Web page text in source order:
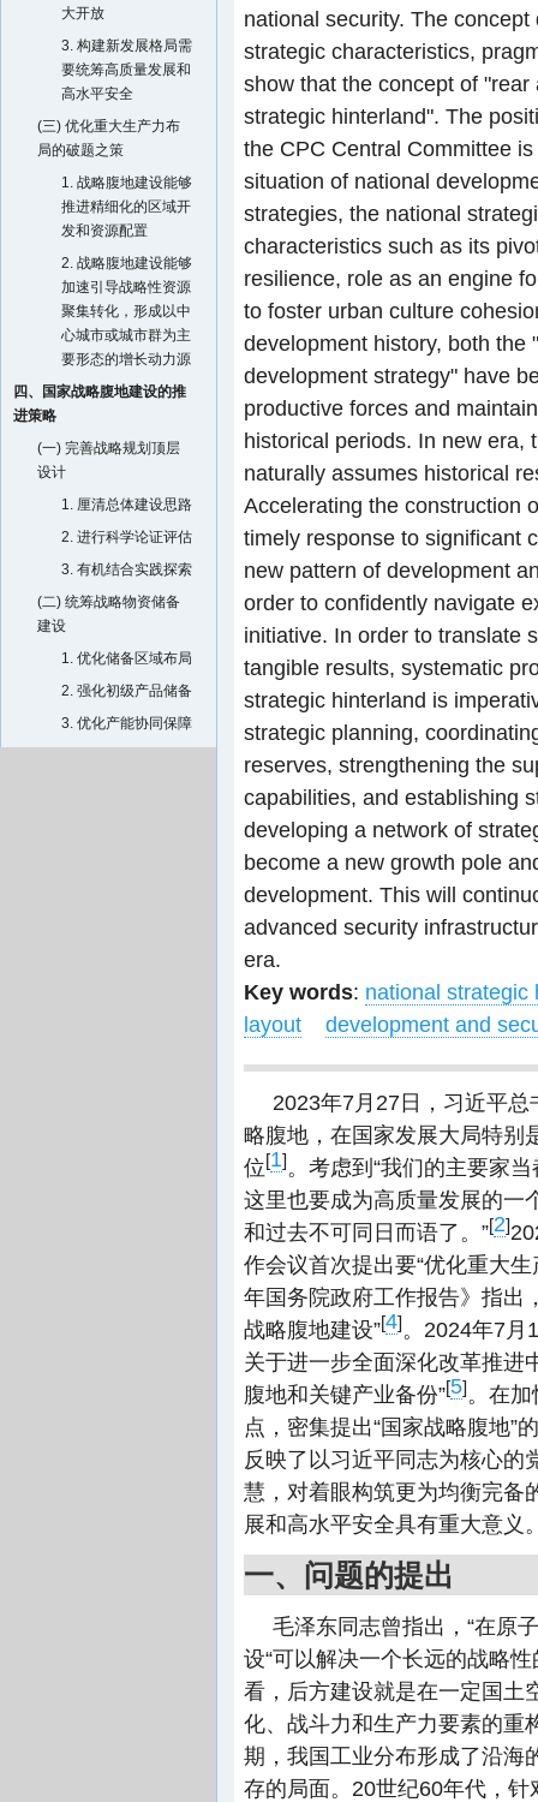
大开放
3. 构建新发展格局需
要统筹高质量发展和
高水平安全
(三) 优化重大生产力布
局的破题之策
1. 战略腹地建设能够
推进精细化的区域开
发和资源配置
2. 战略腹地建设能够
加速引导战略性资源
聚集转化，形成以中
心城市或城市群为主
要形态的增长动力源
四、国家战略腹地建设的推
进策略
(一) 完善战略规划顶层
设计
1. 厘清总体建设思路
2. 进行科学论证评估
3. 有机结合实践探索
(二) 统筹战略物资储备
建设
1. 优化储备区域布局
2. 强化初级产品储备
3. 优化产能协同保障
national security. The
strategic characteristics,
show that the concept of
strategic hinterland". The
the CPC Central Committee
situation of national
strategies, the national
characteristics such as its
resilience, role as an engine
to foster urban culture
development history, both the
development strategy" have
productive forces and
historical periods. In new era,
naturally assumes historical
Accelerating the construction
timely response to significant
new pattern of development
order to confidently navigate
initiative. In order to translate
tangible results, systematic
strategic hinterland is
strategic planning,
reserves, strengthening the
capabilities, and establishing
developing a network of
become a new growth pole
development. This will
advanced security
era.
Key words: national strategic
layout
development and
2023年7月27日，习近平
略腹地，在国家发展大局特别
位[1]。考虑到“我们的主要家
这里也要成为高质量发展的一
和过去不可同日而语了。”[2]
作会议首次提出要“优化重大
年国务院政府工作报告》指出
战略腹地建设”[4]。2024年7月
关于进一步全面深化改革推进
腹地和关键产业备份”[5]。在
点，密集提出“国家战略腹地”
反映了以习近平同志为核心的
慧，对着眼构筑更为均衡完备
展和高水平安全具有重大意义
一、问题的提出
毛泽东同志曾指出，“在原
设“可以解决一个长远的战略性
看，后方建设就是在一定国土
化、战斗力和生产力要素的重
期，我国工业分布形成了沿海
存的局面。20世纪60年代，